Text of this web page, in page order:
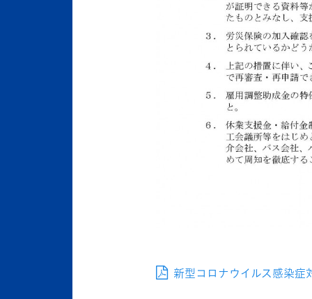
新型コロナウイルス感染症